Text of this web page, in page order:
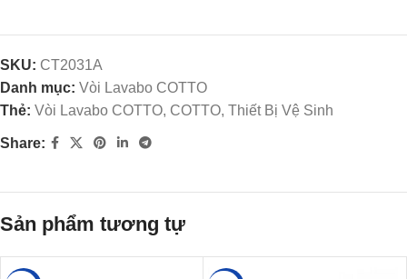
SKU: CT2031A
Danh mục: Vòi Lavabo COTTO
Thẻ: Vòi Lavabo COTTO, COTTO, Thiết Bị Vệ Sinh
Share:
Sản phẩm tương tự